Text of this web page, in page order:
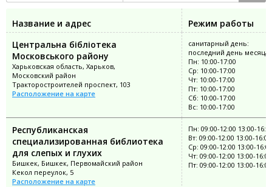
Название и адрес
Режим работы
Центральна бібліотека
Московського району
Харьковская область, Харьков,
Московский район
Тракторостроителей проспект, 103
Расположение на карте
санитарный день:
последний день месяца
Пн: 10:00-17:00
Ср: 10:00-17:00
Чт: 10:00-17:00
Пт: 10:00-17:00
Сб: 10:00-17:00
Вс: 10:00-17:00
Республиканская
специализированная библиотека
для слепых и глухих
Бишкек, Бишкек, Первомайский район
Кекол переулок, 5
Расположение на карте
Пн: 09:00-12:00 13:00-
Вт: 09:00-12:00 13:00-16:00
Ср: 09:00-12:00 13:00-16:00
Чт: 09:00-12:00 13:00-16:00
Пт: 09:00-12:00 13:00-16:00